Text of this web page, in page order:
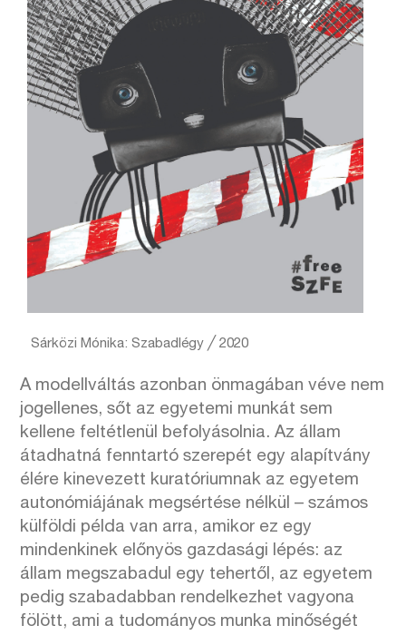
Sárközi Mónika: Szabadlégy ╱ 2020
A modellváltás azonban önmagában véve nem
jogellenes, sőt az egyetemi munkát sem
kellene feltétlenül befolyásolnia. Az állam
átadhatná fenntartó szerepét egy alapítvány
élére kinevezett kuratóriumnak az egyetem
autonómiájának megsértése nélkül – számos
külföldi példa van arra, amikor ez egy
mindenkinek előnyös gazdasági lépés: az
állam megszabadul egy tehertől, az egyetem
pedig szabadabban rendelkezhet vagyona
fölött, ami a tudományos munka minőségét